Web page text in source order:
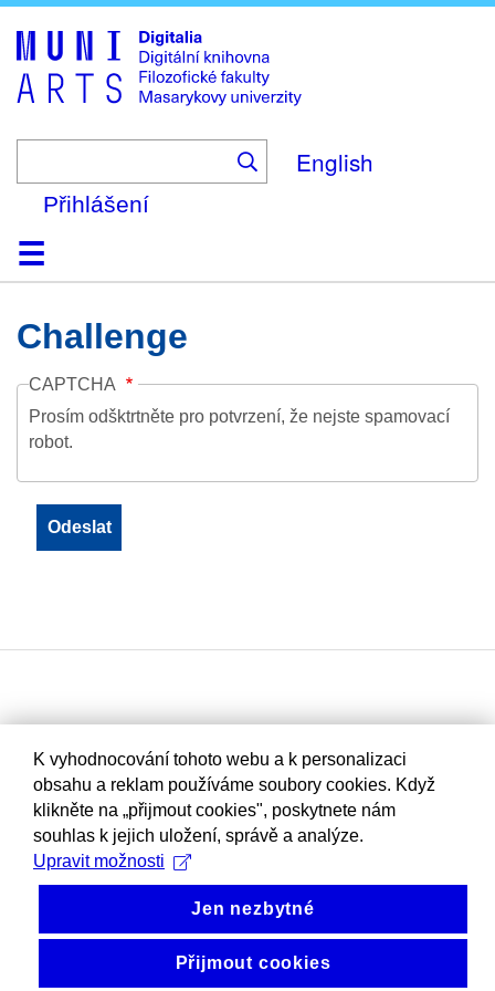
to
main
content
English
Přihlášení
DomůKolekce
Prohlížení
Vyhledávání
O platformě
Nápověda
KontaktDigitalia
Challenge
CAPTCHA
Prosím odšktrtněte pro potvrzení, že nejste spamovací
robot.
K vyhodnocování tohoto webu a k personalizaci
obsahu a reklam používáme soubory cookies. Když
klikněte na „přijmout cookies", poskytnete nám
souhlas k jejich uložení, správě a analýze.
Upravit možnosti
Jen nezbytné
Přijmout cookies